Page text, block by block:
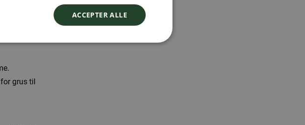
grus til
NORWEGIAN
ACCEPTER ALLE